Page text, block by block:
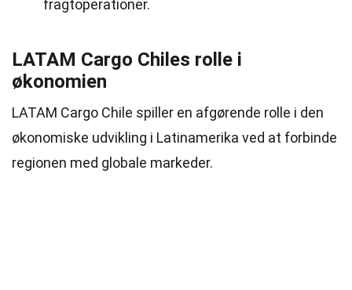
fragtoperationer.
LATAM Cargo Chiles rolle i
økonomien
LATAM Cargo Chile spiller en afgørende rolle i den
økonomiske udvikling i Latinamerika ved at forbinde
regionen med globale markeder.